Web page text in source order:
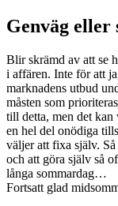
Genväg eller
Blir skrämd av att se
i affären. Inte för att
marknadens utbud
måsten som
till detta, men det kan
en hel del onödiga
väljer att fixa själv.
och att göra själv så
långa sommardag…
Fortsatt glad